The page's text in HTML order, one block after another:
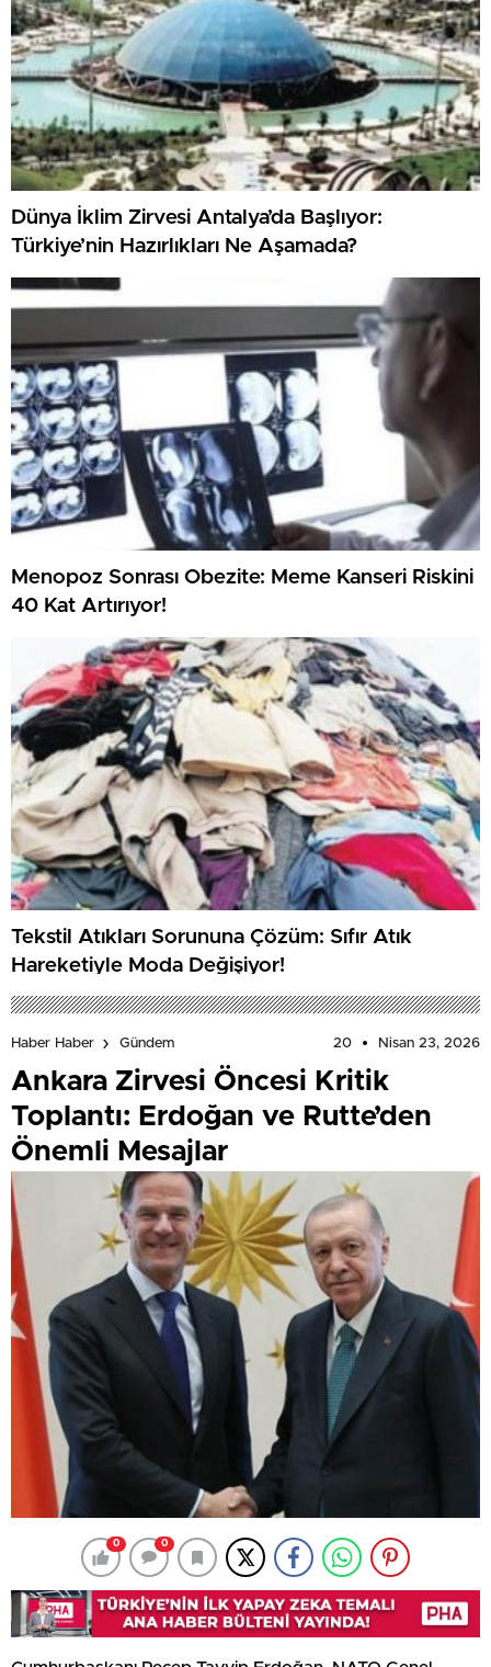
Dünya İklim Zirvesi Antalya’da Başlıyor:
Türkiye’nin Hazırlıkları Ne Aşamada?
Menopoz Sonrası Obezite: Meme Kanseri Riskini
40 Kat Artırıyor!
Tekstil Atıkları Sorununa Çözüm: Sıfır Atık
Hareketiyle Moda Değişiyor!
Haber Haber Gündem 20 Nisan 23, 2026
Ankara Zirvesi Öncesi Kritik
Toplantı: Erdoğan ve Rutte’den
Önemli Mesajlar
0 0